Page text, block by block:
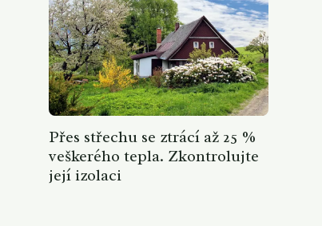
Přes střechu se ztrácí až 25 %
veškerého tepla. Zkontrolujte
její izolaci